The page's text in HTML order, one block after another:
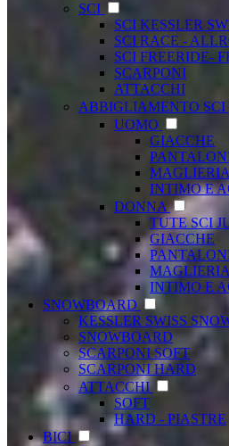
SCI
SCI KESSLER
SCI RACE -
SCI FREERIDE-
SCARPONI
ATTACCHI
ABBIGLIAMENTO SCI
UOMO
GIACCHE
MAGLIERIA
INTIMO E
DONNA
TUTE SCI
GIACCHE
MAGLIERIA
INTIMO E
SNOWBOARD
KESSLER SWISS
SNOWBOARD
SCARPONI SOFT
SCARPONI HARD
ATTACCHI
SOFT
HARD - PIASTRE
BICI